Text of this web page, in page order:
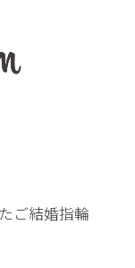
ご結婚指輪